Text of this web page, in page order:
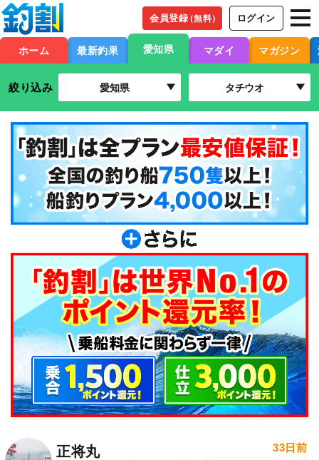
会員登録（無料） ログイン
ホーム 最新釣果 愛知県 マダイ マガジン
絞り込み 愛知県 タチウオ
正将丸 33日前